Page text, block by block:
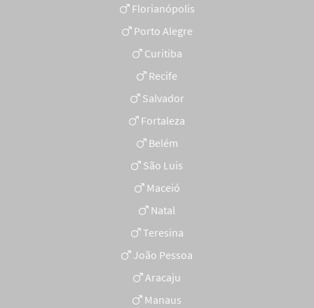
Florianópolis
Porto Alegre
Curitiba
Recife
Salvador
Fortaleza
Belém
São Luis
Maceió
Natal
Teresina
João Pessoa
Aracaju
Manaus